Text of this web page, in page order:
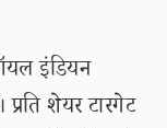
इंडियन
शेयर टारगेट